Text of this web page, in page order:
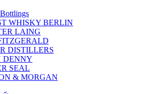
WHISKY BERLIN
LAING
DISTILLERS
DENNY
SEAL
& MORGAN